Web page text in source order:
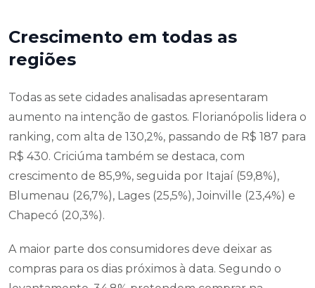
Crescimento em todas as
regiões
Todas as sete cidades analisadas apresentaram
aumento na intenção de gastos. Florianópolis lidera o
ranking, com alta de 130,2%, passando de R$ 187 para
R$ 430. Criciúma também se destaca, com
crescimento de 85,9%, seguida por Itajaí (59,8%),
Blumenau (26,7%), Lages (25,5%), Joinville (23,4%) e
Chapecó (20,3%).
A maior parte dos consumidores deve deixar as
compras para os dias próximos à data. Segundo o